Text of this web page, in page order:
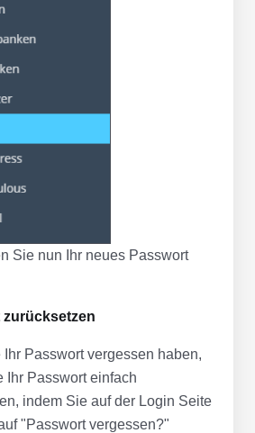
Sie nun Ihr neues Passwort
zurücksetzen
Passwort vergessen haben,
Ihr Passwort einfach
indem Sie auf der Login Seite
"Passwort vergessen?"